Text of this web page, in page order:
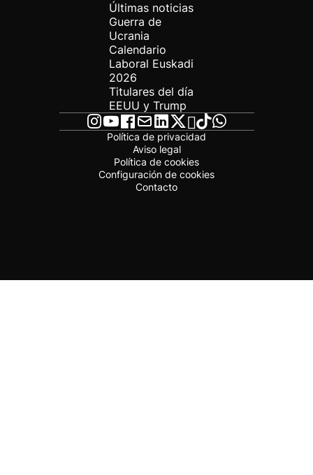
Últimas noticias
Guerra de
Ucrania
Calendario
Laboral Euskadi
2026
Titulares del día
EEUU y Trump
Política de privacidad
Aviso legal
Política de cookies
Configuración de cookies
Contacto